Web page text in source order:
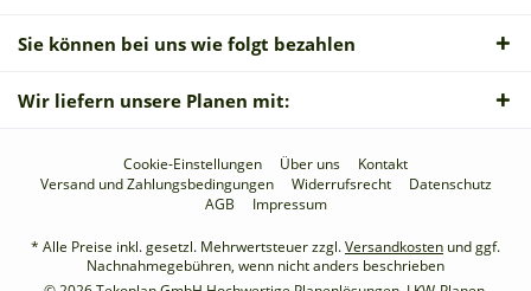
Sie können bei uns wie folgt bezahlen
Wir liefern unsere Planen mit:
Cookie-Einstellungen Über uns
Kontakt
Versand und Zahlungsbedingungen
Widerrufsrecht
Datenschutz
AGB
Impressum
* Alle Preise inkl. gesetzl. Mehrwertsteuer zzgl.Versandkosten und ggf.
Nachnahmegebühren, wenn nicht anders beschrieben